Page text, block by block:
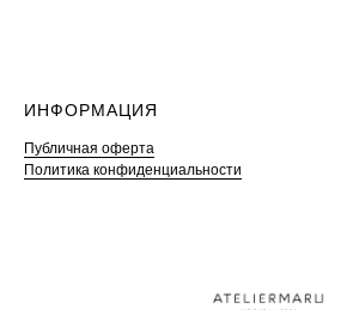
ИНФОРМАЦИЯ
Публичная оферта
Политика конфиденциальности